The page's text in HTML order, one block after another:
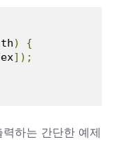
)
{
]);
하는 간단한 예제